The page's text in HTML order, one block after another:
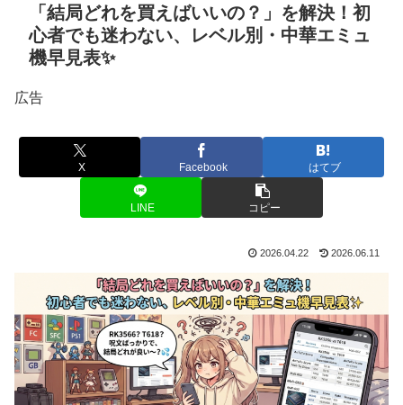
「結局どれを買えばいいの？」を解決！初
心者でも迷わない、レベル別・中華エミュ
機早見表✨
広告
X Facebook はてブ
LINE コピー
2026.04.22 2026.06.11